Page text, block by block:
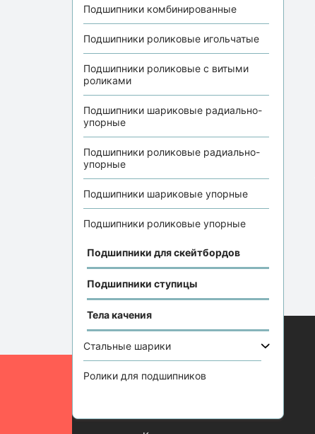
Подшипники комбинированные
Подшипники роликовые игольчатые
Подшипники роликовые с витыми
роликами
Подшипники шариковые радиально-
упорные
Подшипники роликовые радиально-
упорные
Подшипники шариковые упорные
Подшипники роликовые упорные
Подшипники для скейтбордов
Подшипники ступицы
Тела качения
Стальные шарики
Ролики для подшипников
Информация